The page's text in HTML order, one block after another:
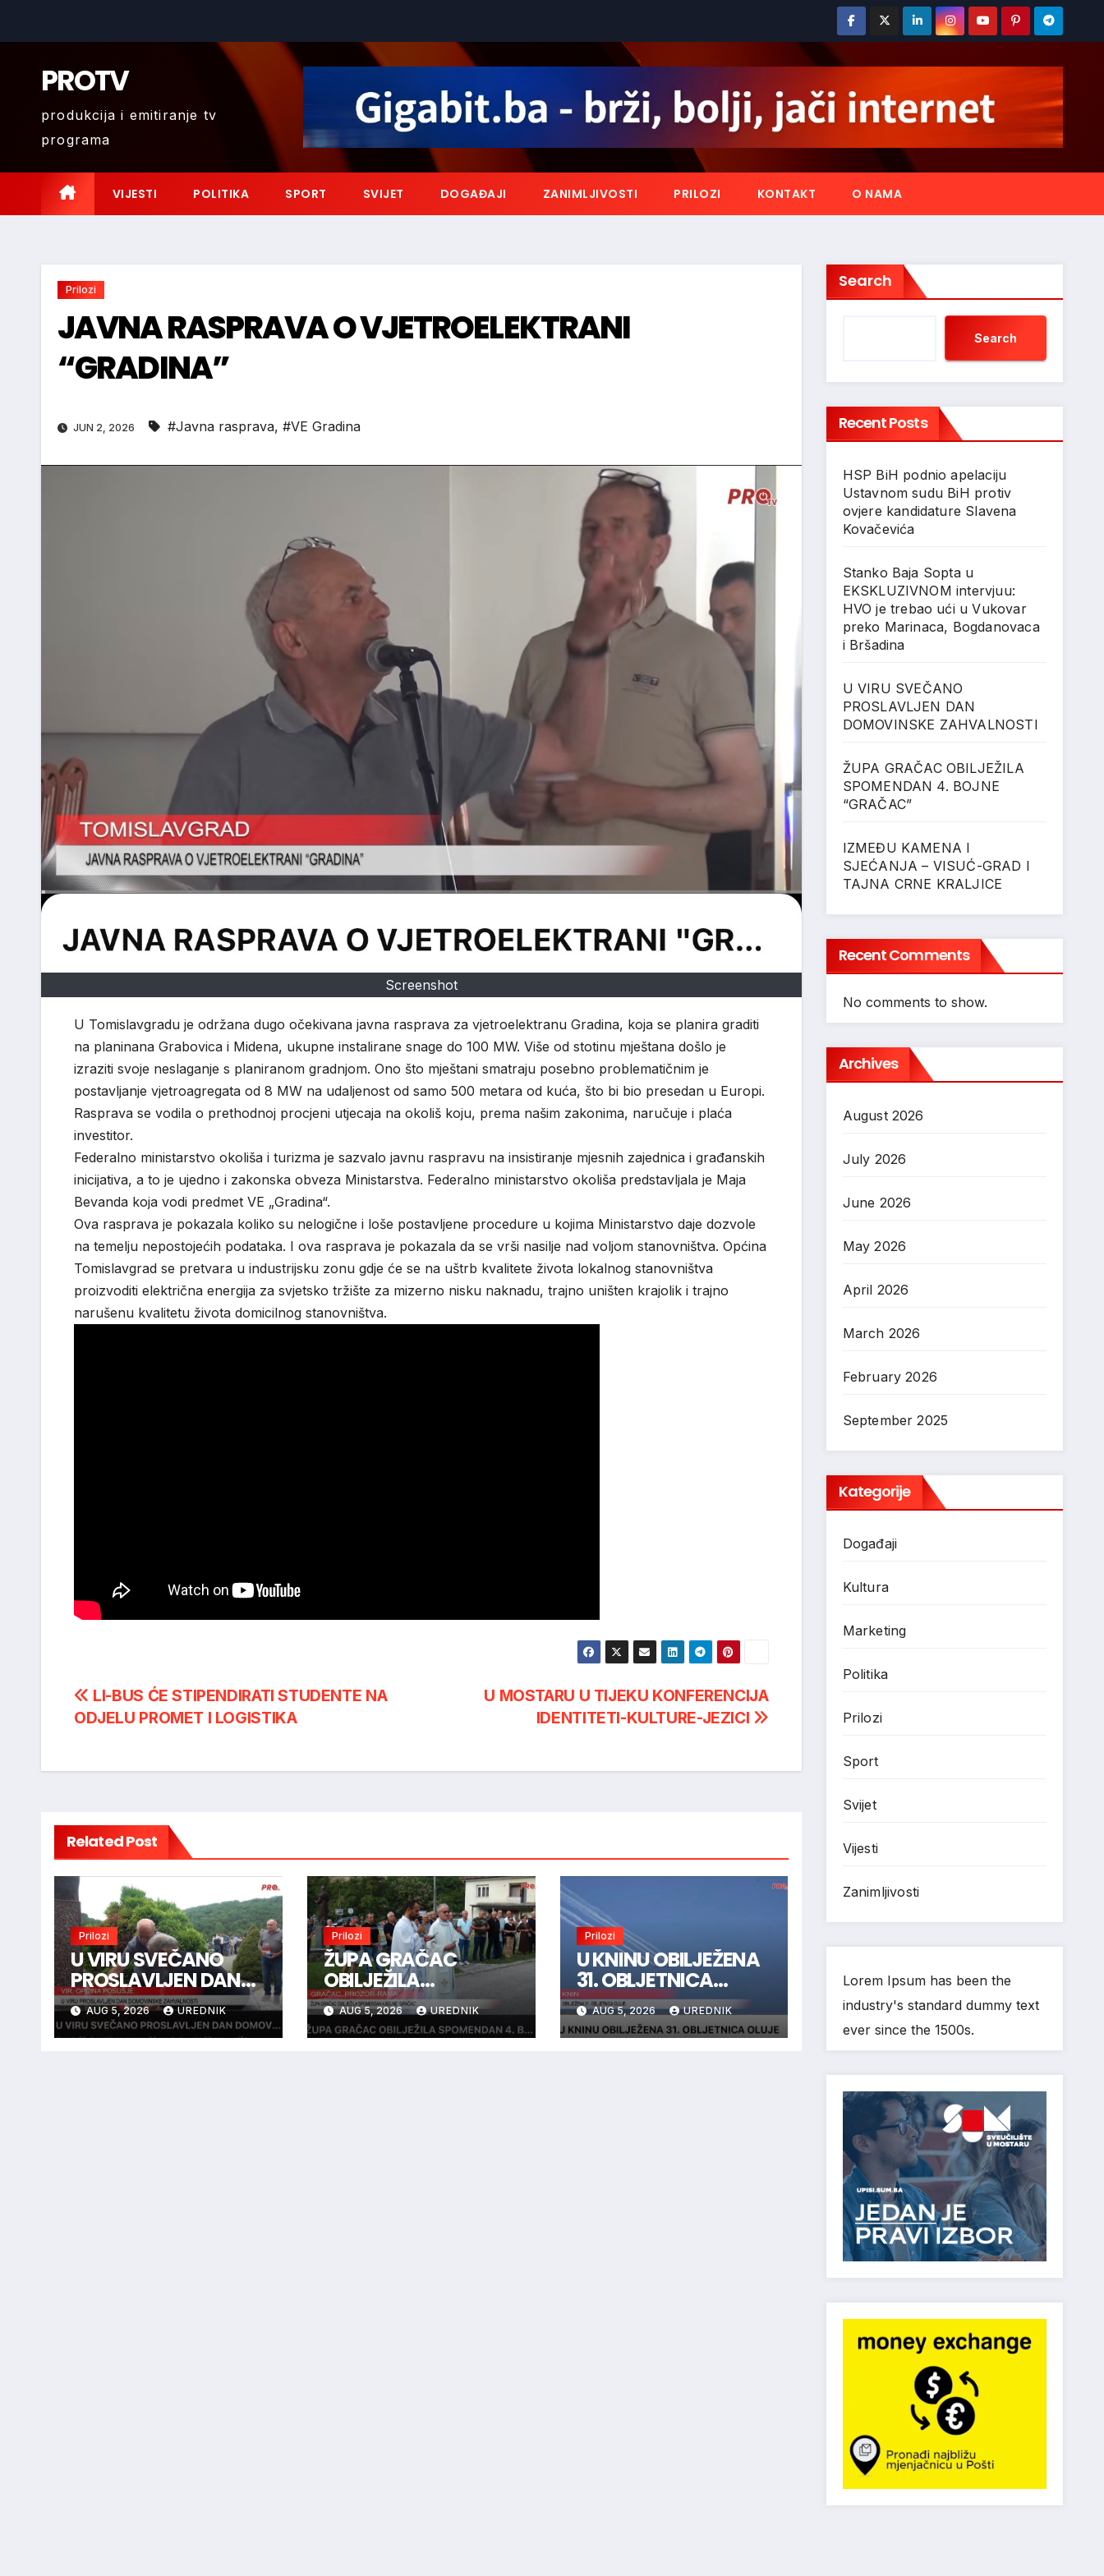
PROTV
produkcija i emitiranje tv
programa
VIJESTI POLITIKA SPORT SVIJET DOGAĐAJI ZANIMLJIVOSTI PRILOZI KONTAKT O NAMA
Prilozi
JAVNA RASPRAVA O VJETROELEKTRANI
“GRADINA”
JUN 2, 2026 #Javna rasprava, #VE Gradina
Screenshot
U Tomislavgradu je održana dugo očekivana javna rasprava za vjetroelektranu Gradina, koja se planira graditi
na planinana Grabovica i Midena, ukupne instalirane snage do 100 MW. Više od stotinu mještana došlo je
izraziti svoje neslaganje s planiranom gradnjom. Ono što mještani smatraju posebno problematičnim je
postavljanje vjetroagregata od 8 MW na udaljenost od samo 500 metara od kuća, što bi bio presedan u Europi.
Rasprava se vodila o prethodnoj procjeni utjecaja na okoliš koju, prema našim zakonima, naručuje i plaća
investitor.
Federalno ministarstvo okoliša i turizma je sazvalo javnu raspravu na insistiranje mjesnih zajednica i građanskih
inicijativa, a to je ujedno i zakonska obveza Ministarstva. Federalno ministarstvo okoliša predstavljala je Maja
Bevanda koja vodi predmet VE „Gradina“.
Ova rasprava je pokazala koliko su nelogične i loše postavljene procedure u kojima Ministarstvo daje dozvole
na temelju nepostojećih podataka. I ova rasprava je pokazala da se vrši nasilje nad voljom stanovništva. Općina
Tomislavgrad se pretvara u industrijsku zonu gdje će se na uštrb kvalitete života lokalnog stanovništva
proizvoditi električna energija za svjetsko tržište za mizerno nisku naknadu, trajno uništen krajolik i trajno
narušenu kvalitetu života domicilnog stanovništva.
Post
navigation
U MOSTARU U TIJEKU KONFERENCIJA
IDENTITETI-KULTURE-JEZICI
LI-BUS ĆE STIPENDIRATI STUDENTE NA
ODJELU PROMET I LOGISTIKA
Related Post
Prilozi
U VIRU SVEČANO
PROSLAVLJEN DAN
DOMOVINSKE
ZAHVALNOSTI
AUG 5, 2026 UREDNIK
Prilozi
ŽUPA GRAČAC
OBILJEŽILA
SPOMENDAN 4.
BOJNE “GRAČAC”
AUG 5, 2026 UREDNIK
Prilozi
U KNINU OBILJEŽENA
31. OBLJETNICA
OLUJE
AUG 5, 2026 UREDNIK
Search
Search
Recent Posts
HSP BiH podnio apelaciju
Ustavnom sudu BiH protiv
ovjere kandidature Slavena
Kovačevića
Stanko Baja Sopta u
EKSKLUZIVNOM intervjuu:
HVO je trebao ući u Vukovar
preko Marinaca, Bogdanovaca
i Bršadina
U VIRU SVEČANO
PROSLAVLJEN DAN
DOMOVINSKE ZAHVALNOSTI
ŽUPA GRAČAC OBILJEŽILA
SPOMENDAN 4. BOJNE
“GRAČAC”
IZMEĐU KAMENA I
SJEĆANJA – VISUĆ-GRAD I
TAJNA CRNE KRALJICE
Recent Comments
No comments to show.
Archives
August 2026
July 2026
June 2026
May 2026
April 2026
March 2026
February 2026
September 2025
Kategorije
Događaji
Kultura
Marketing
Politika
Prilozi
Sport
Svijet
Vijesti
Zanimljivosti
Lorem Ipsum has been the
industry's standard dummy text
ever since the 1500s.